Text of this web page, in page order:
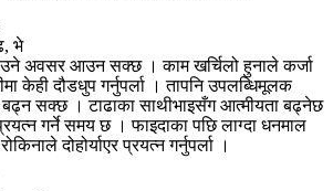
भे
अवसर आउन सक्छ । काम खर्चिलो हुनाले कर्जा
केही दौडधुप गर्नुपर्ला । तापनि उपलब्धिमूलक
बढ्न सक्छ । टाढाका साथीभाइसँग आत्मीयता बढ्नेछ
गर्ने समय छ । फाइदाका पछि लाग्दा धनमाल
दोहोर्याएर प्रयत्न गर्नुपर्ला ।